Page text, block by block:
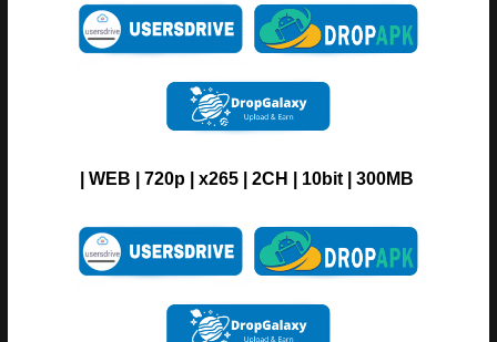
| WEB | 720p | x265 | 2CH | 10bit | 300MB